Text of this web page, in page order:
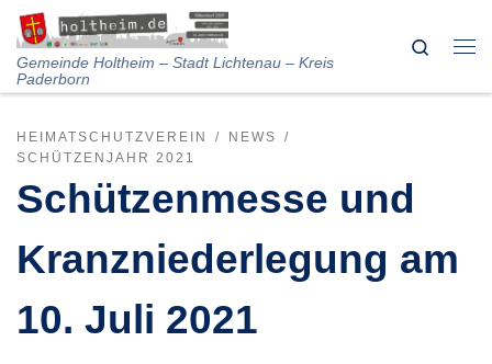
Skip to content
Gemeinde Holtheim – Stadt Lichtenau – Kreis
Paderborn
Search
HEIMATSCHUTZVEREIN
NEWS
SCHÜTZENJAHR 2021
Schützenmesse und
Kranzniederlegung am
10. Juli 2021